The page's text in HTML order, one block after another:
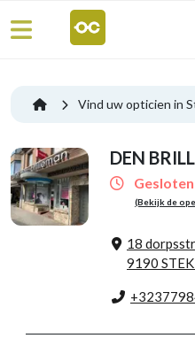
Vind uw opticien in
DEN
Gesloten
(Bekijk de
18
9190